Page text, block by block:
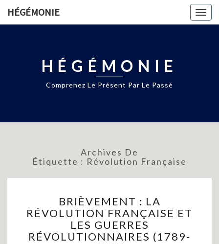
HÉGÉMONIE
HÉGÉMONIE
Comprenez Le Présent Par Le Passé
Archives De
Étiquette : Révolution Française
LA
RÉVOLUTION
FRANÇAISE
BRIÈVEMENT : LA
RÉVOLUTION FRANÇAISE ET
LES GUERRES
RÉVOLUTIONNAIRES (1789-